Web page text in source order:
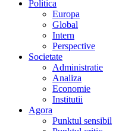
Politica
Europa
Global
Intern
Perspective
Societate
Administratie
Analiza
Economie
Institutii
Agora
Punktul sensibil